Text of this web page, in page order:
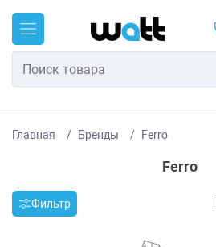
Главная Бренды Ferro
Ferro
Фильтр